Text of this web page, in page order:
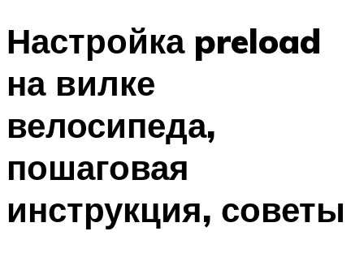
ВЕЛОСИПЕД
ПОХУДЕНИЕ
Настройка preload
на вилке
велосипеда,
пошаговая
инструкция, советы